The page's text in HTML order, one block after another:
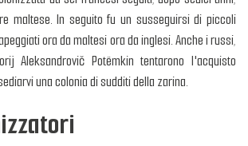
maltese. In seguito fu un susseguirsi di piccoli
ora da maltesi ora da inglesi. Anche i russi,
Aleksandrovič Potëmkin tentarono l'acquisto
una colonia di sudditi della zarina.